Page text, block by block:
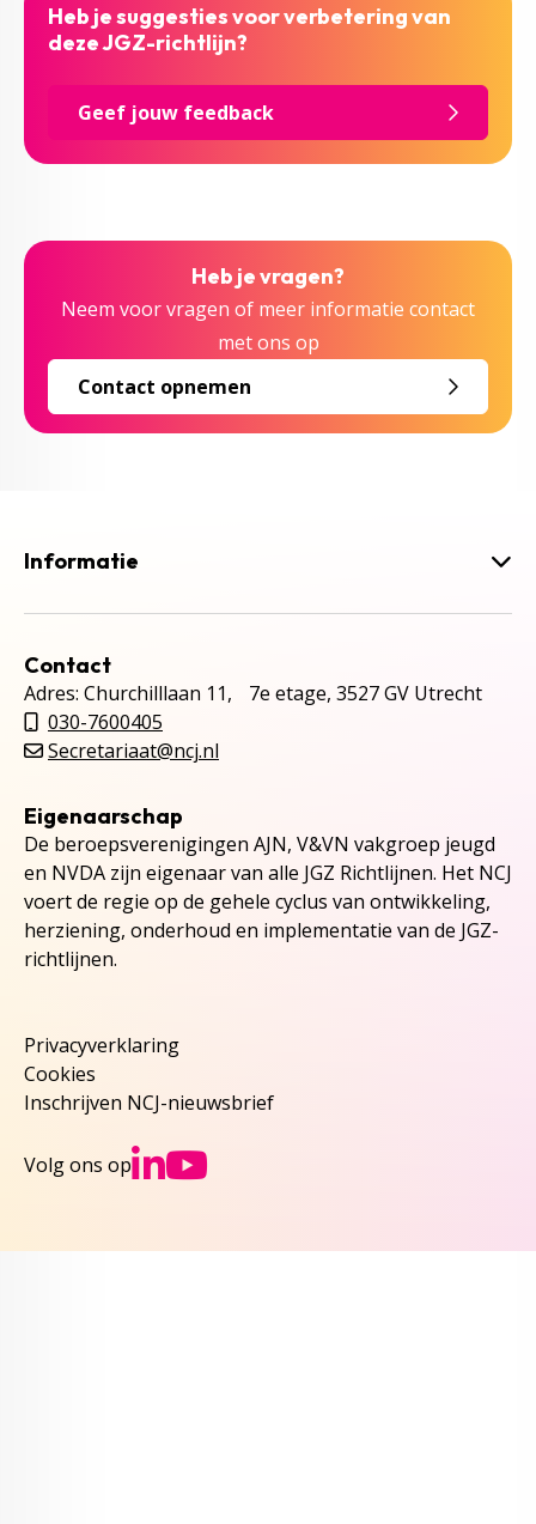
Heb je suggesties voor verbetering van
deze JGZ-richtlijn?
Geef jouw feedback
Heb je vragen?
Neem voor vragen of meer informatie contact
met ons op
Contact opnemen
Informatie
Contact
Adres: Churchilllaan 11, 7e etage, 3527 GV Utrecht
030-7600405
Secretariaat@ncj.nl
Eigenaarschap
De beroepsverenigingen AJN, V&VN vakgroep jeugd
en NVDA zijn eigenaar van alle JGZ Richtlijnen. Het NCJ
voert de regie op de gehele cyclus van ontwikkeling,
herziening, onderhoud en implementatie van de JGZ-
richtlijnen.
Privacyverklaring
Cookies
Inschrijven NCJ-nieuwsbrief
Volg ons op Ga naar NCJs